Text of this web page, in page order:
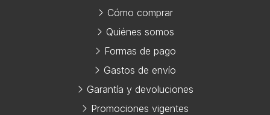
Cómo comprar
Quiénes somos
Formas de pago
Gastos de envío
Garantía y devoluciones
Promociones vigentes